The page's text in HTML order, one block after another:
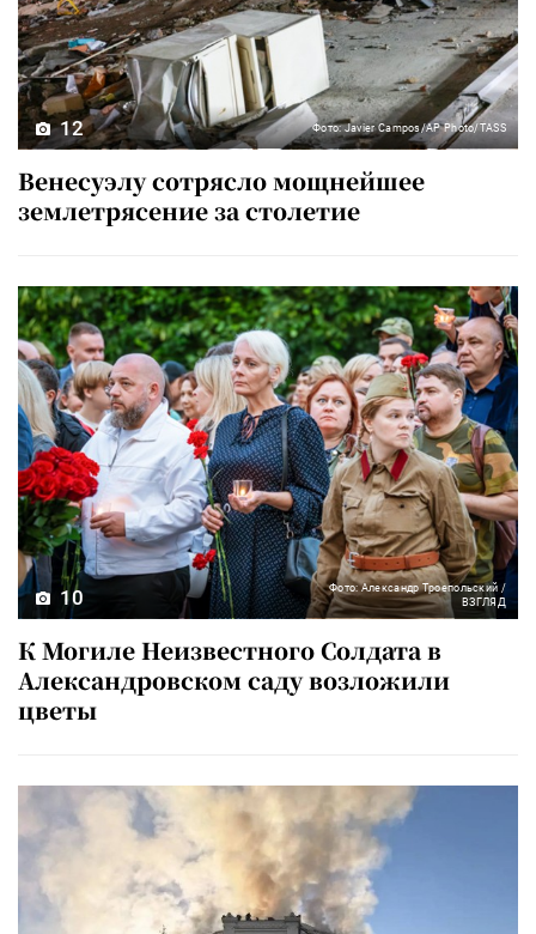
12 Фото: Javier Campos/AP Photo/TASS
Венесуэлу сотрясло мощнейшее
землетрясение за столетие
10
Фото: Александр Троепольский /
ВЗГЛЯД
К Могиле Неизвестного Солдата в
Александровском саду возложили
цветы